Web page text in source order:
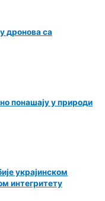
дронова са
понашају у природи
украјинском
интегритету